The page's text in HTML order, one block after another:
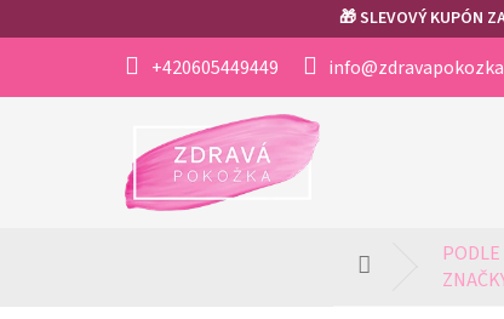
na
🎁 SLEVOVÝ KUPÓN
+420605449449
PODLE